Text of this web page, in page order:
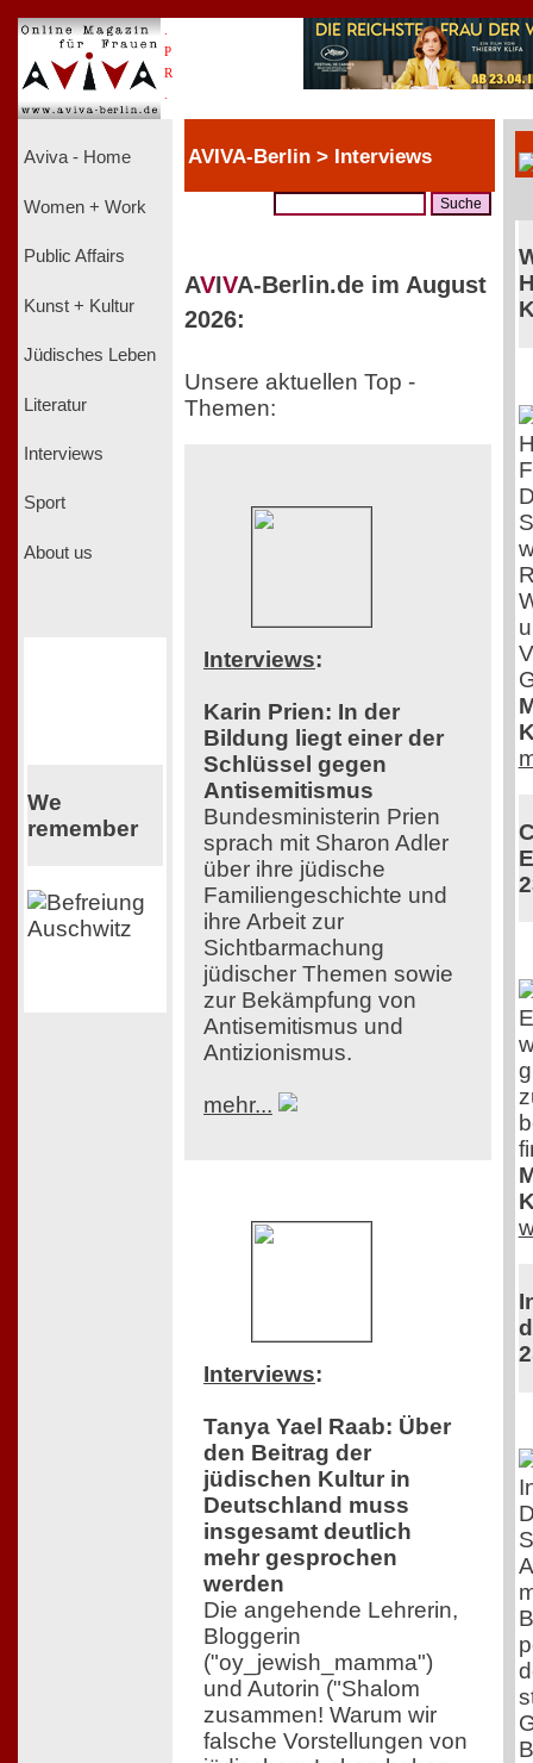
P
R
Aviva - Home
Women + Work
Public Affairs
Kunst + Kultur
Jüdisches Leben
Literatur
Interviews
Sport
About us
We
remember
AVIVA-Berlin > Interviews
AVIVA-Berlin.de im August
2026:
Unsere aktuellen Top -
Themen:
Interviews:
Karin Prien: In der
Bildung liegt einer der
Schlüssel gegen
Antisemitismus
Bundesministerin Prien
sprach mit Sharon Adler
über ihre jüdische
Familiengeschichte und
ihre Arbeit zur
Sichtbarmachung
jüdischer Themen sowie
zur Bekämpfung von
Antisemitismus und
Antizionismus.
mehr...
Interviews:
Tanya Yael Raab: Über
den Beitrag der
jüdischen Kultur in
Deutschland muss
insgesamt deutlich
mehr gesprochen
werden
Die angehende Lehrerin,
Bloggerin
("oy_jewish_mamma")
und Autorin ("Shalom
zusammen! Warum wir
falsche Vorstellungen von